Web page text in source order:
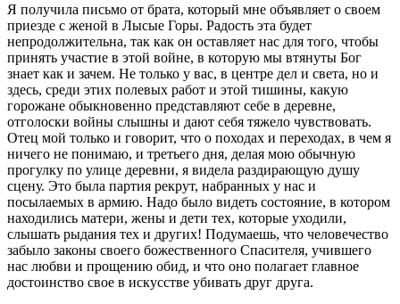
Я получила письмо от брата, который мне объявляет о своем
приезде с женой в Лысые Горы. Радость эта будет
непродолжительна, так как он оставляет нас для того, чтобы
принять участие в этой войне, в которую мы втянуты Бог
знает как и зачем. Не только у вас, в центре дел и света, но и
здесь, среди этих полевых работ и этой тишины, какую
горожане обыкновенно представляют себе в деревне,
отголоски войны слышны и дают себя тяжело чувствовать.
Отец мой только и говорит, что о походах и переходах, в чем я
ничего не понимаю, и третьего дня, делая мою обычную
прогулку по улице деревни, я видела раздирающую душу
сцену. Это была партия рекрут, набранных у нас и
посылаемых в армию. Надо было видеть состояние, в котором
находились матери, жены и дети тех, которые уходили,
слышать рыдания тех и других! Подумаешь, что человечество
забыло законы своего божественного Спасителя, учившего
нас любви и прощению обид, и что оно полагает главное
достоинство свое в искусстве убивать друг друга.